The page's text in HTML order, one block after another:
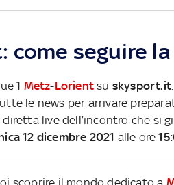
come seguire
1 Metz-Lorient su skysport.it
le news per arrivare
live dell’incontro che si
12 dicembre 2021 alle ore
scoprire il mondo dedicato a